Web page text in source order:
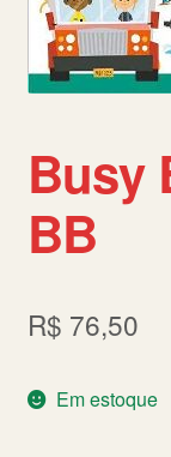
Política de
Quem Somos
Busy
BB
R$ 76,50
Em estoque